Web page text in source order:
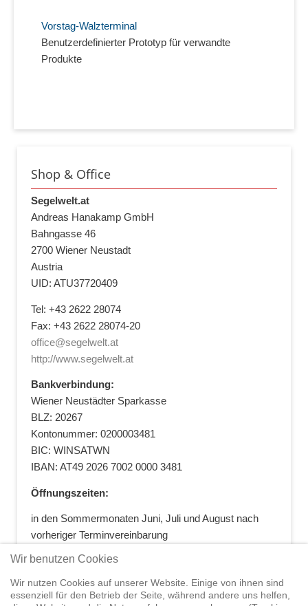
Vorstag-Walzterminal
Benutzerdefinierter Prototyp für verwandte
Produkte
Shop & Office
Segelwelt.at
Andreas Hanakamp GmbH
Bahngasse 46
2700 Wiener Neustadt
Austria
UID: ATU37720409
Tel: +43 2622 28074
Fax: +43 2622 28074-20
office@segelwelt.at
http://www.segelwelt.at
Bankverbindung:
Wiener Neustädter Sparkasse
BLZ: 20267
Kontonummer: 0200003481
BIC: WINSATWN
IBAN: AT49 2026 7002 0000 3481
Öffnungszeiten:
in den Sommermonaten Juni, Juli und August nach
vorheriger Terminvereinbarung
+43 664 5881412
Wir benutzen Cookies
Wir nutzen Cookies auf unserer Website. Einige von ihnen sind
essenziell für den Betrieb der Seite, während andere uns helfen,